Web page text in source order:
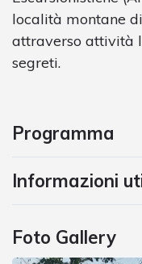
località montane
attraverso attività
segreti.
Programma
Informazioni
Foto Gallery